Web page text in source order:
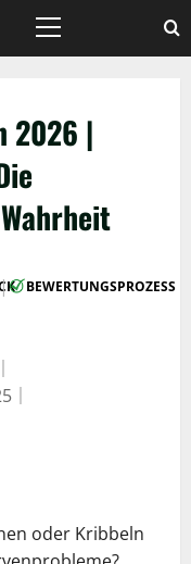
Hauptmenü
2026 |
| BEWERTUNGSPROZESS
oder Kribbeln